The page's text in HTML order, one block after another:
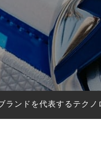
ランドを代表するテク